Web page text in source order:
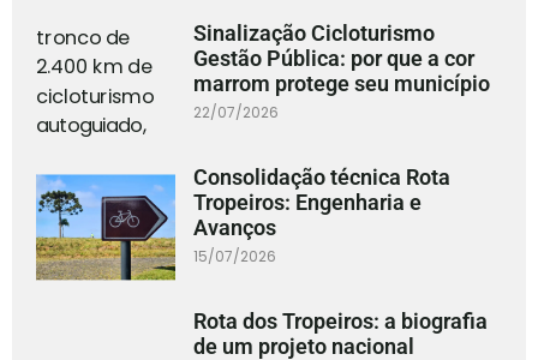
Sinalização Cicloturismo
Gestão Pública: por que a cor
marrom protege seu município
22/07/2026
Consolidação técnica Rota
Tropeiros: Engenharia e
Avanços
15/07/2026
Rota dos Tropeiros: a biografia
de um projeto nacional